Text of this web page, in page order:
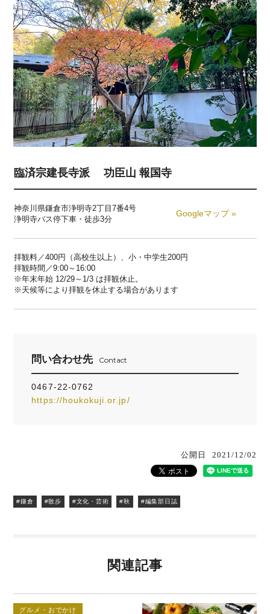
臨済宗建長寺派 功臣山 報国寺
神奈川県鎌倉市浄明寺2丁目7番4号
浄明寺バス停下車・徒歩3分
Googleマップ »
拝観料／400円（高校生以上）、小・中学生200円
拝観時間／9:00～16:00
※年末年始 12/29～1/3 は拝観休止。
※天候等により拝観を休止する場合があります
問い合わせ先 Contact
0467-22-0762
https://houkokuji.or.jp/
公開日 2021/12/02
#鎌倉 #散歩 #文化・芸術 #秋 #編集部日誌
関連記事
グルメ・おでかけ